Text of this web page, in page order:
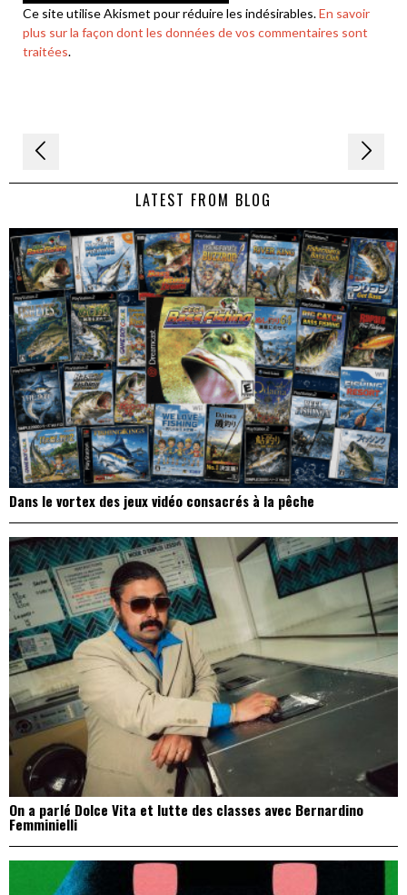
Ce site utilise Akismet pour réduire les indésirables.En savoir
plus sur la façon dont les données de vos commentaires sont
traitées.
Navigation
de LATEST FROM BLOG
Dans le vortex des jeux vidéo consacrés à la pêche
On a parlé Dolce Vita et lutte des classes avec Bernardino
Femminielli